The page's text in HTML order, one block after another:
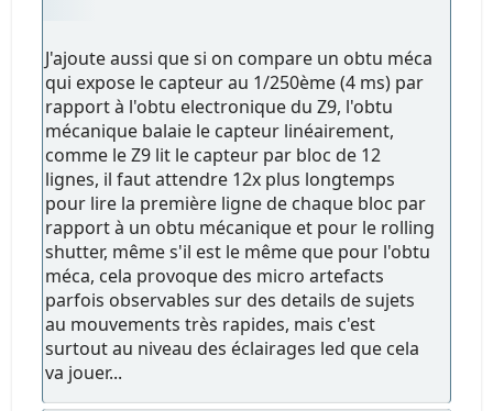
J'ajoute aussi que si on compare un obtu méca
qui expose le capteur au 1/250ème (4 ms) par
rapport à l'obtu electronique du Z9, l'obtu
mécanique balaie le capteur linéairement,
comme le Z9 lit le capteur par bloc de 12
lignes, il faut attendre 12x plus longtemps
pour lire la première ligne de chaque bloc par
rapport à un obtu mécanique et pour le rolling
shutter, même s'il est le même que pour l'obtu
méca, cela provoque des micro artefacts
parfois observables sur des details de sujets
au mouvements très rapides, mais c'est
surtout au niveau des éclairages led que cela
va jouer...